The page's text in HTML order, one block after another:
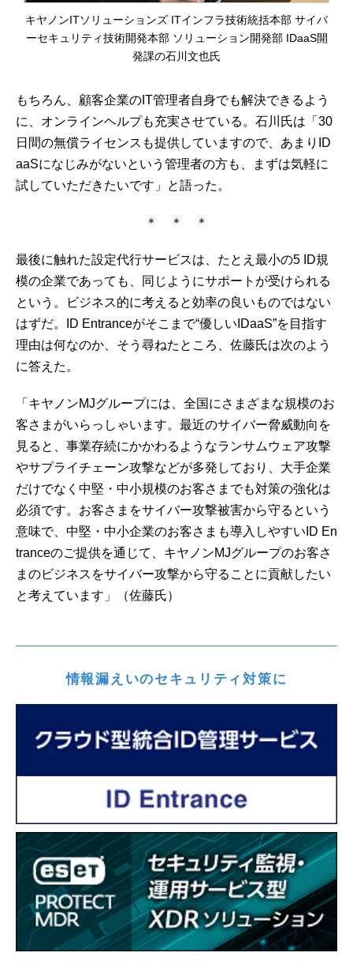
キヤノンITソリューションズ ITインフラ技術統括本部 サイバ
ーセキュリティ技術開発本部 ソリューション開発部 IDaaS開
発課の石川文也氏
もちろん、顧客企業のIT管理者自身でも解決できるよう
に、オンラインヘルプも充実させている。石川氏は「30
日間の無償ライセンスも提供していますので、あまりID
aaSになじみがないという管理者の方も、まずは気軽に
試していただきたいです」と語った。
＊ ＊ ＊
最後に触れた設定代行サービスは、たとえ最小の5 ID規
模の企業であっても、同じようにサポートが受けられる
という。ビジネス的に考えると効率の良いものではない
はずだ。ID Entranceがそこまで“優しいIDaaS”を目指す
理由は何なのか、そう尋ねたところ、佐藤氏は次のよう
に答えた。
「キヤノンMJグループには、全国にさまざまな規模のお
客さまがいらっしゃいます。最近のサイバー脅威動向を
見ると、事業存続にかかわるようなランサムウェア攻撃
やサプライチェーン攻撃などが多発しており、大手企業
だけでなく中堅・中小規模のお客さまでも対策の強化は
必須です。お客さまをサイバー攻撃被害から守るという
意味で、中堅・中小企業のお客さまも導入しやすいID En
tranceのご提供を通じて、キヤノンMJグループのお客さ
まのビジネスをサイバー攻撃から守ることに貢献したい
と考えています」（佐藤氏）
情報漏えいのセキュリティ対策に